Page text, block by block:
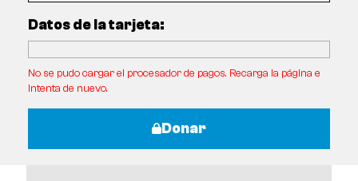
Datos de la tarjeta:
No se pudo cargar el procesador de pagos. Recarga la página e
intenta de nuevo.
Donar